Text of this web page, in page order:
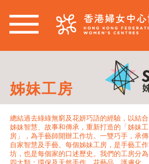
姊妹工房
總結過去綠綠無窮及花妍巧語的經驗，以結合
姊妹智慧、故事和傳承，重新打造的「姊妹工
房」，為手藝師開辦工作坊。一雙巧手，承傳
自家智慧及手藝。每個姊妹工房，是手藝工作
坊，也是每個家的口述歷史。我們的工房分為